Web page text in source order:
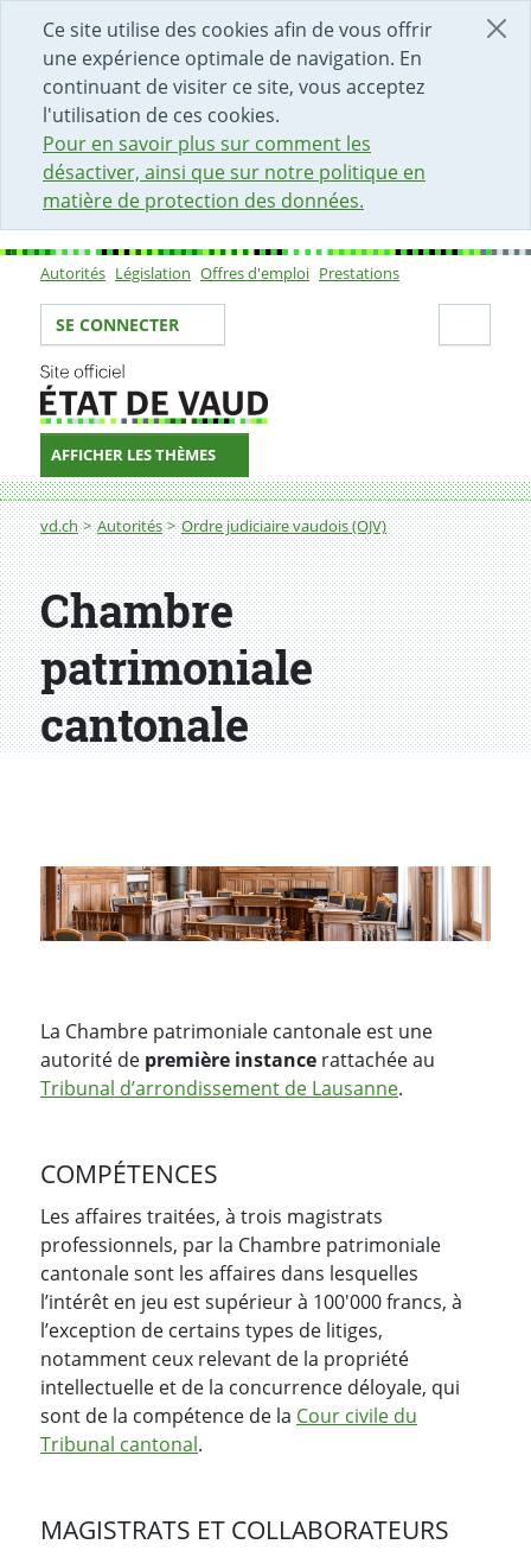
Ce site utilise des cookies afin de vous offrir
une expérience optimale de navigation. En
continuant de visiter ce site, vous acceptez
l'utilisation de ces cookies.
Pour en savoir plus sur comment les
désactiver, ainsi que sur notre politique en
matière de protection des données.
DÉBUT DU CONTENU DE LA PAGE
ACCÈS AU CHAMP DE RECHERCHE
PAGE D'ACCUEIL
FORMULAIRE DE CONTACT
Sous-navigation
Autorités Législation Offres d'emploi Prestations
Votre identité
SE CONNECTER
AFFICHER LES THÈMES
Fil d'Ariane
vd.ch Autorités Ordre judiciaire vaudois (OJV)
Chambre patrimoniale cantonale
Chambre
patrimoniale
cantonale
La Chambre patrimoniale cantonale est une
autorité de première instance rattachée au
Tribunal d’arrondissement de Lausanne.
COMPÉTENCES
Les affaires traitées, à trois magistrats
professionnels, par la Chambre patrimoniale
cantonale sont les affaires dans lesquelles
l’intérêt en jeu est supérieur à 100'000 francs, à
l’exception de certains types de litiges,
notamment ceux relevant de la propriété
intellectuelle et de la concurrence déloyale, qui
sont de la compétence de la Cour civile du
Tribunal cantonal.
MAGISTRATS ET COLLABORATEURS